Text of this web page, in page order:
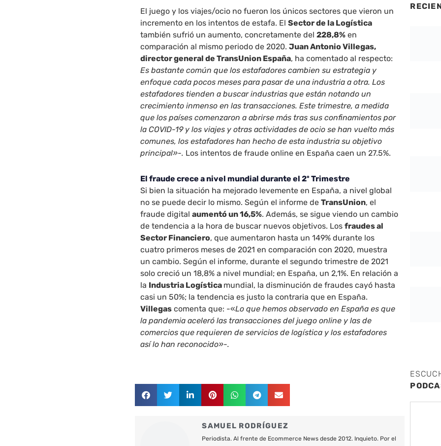
El juego y los viajes/ocio no fueron los únicos sectores que vieron un
incremento en los intentos de estafa. ElSector de la Logística
también sufrió un aumento, concretamente del228,8% en
comparación al mismo periodo de 2020.Juan Antonio Villegas,
director general de TransUnion España, ha comentado al respecto:
Es bastante común que los estafadores cambien su estrategia y
enfoque cada pocos meses para pasar de una industria a otra.Los
estafadores tienden a buscar industrias que están notando un
crecimiento inmenso en las transacciones. Este trimestre, a medida
que los países comenzaron a abrirse más tras sus confinamientos por
la COVID-19 y los viajes y otras actividades de ocio se han vuelto más
comunes, los estafadores han hecho de esta industria su objetivo
principal»-. Los intentos de fraude online en España caen un 27.5%.
El fraude crece a nivel mundial durante el 2º Trimestre
Si bien la situación ha mejorado levemente en España, a nivel global
no se puede decir lo mismo. Según el informe deTransUnion, el
fraude digitalaumentó un 16,5%. Además, se sigue viendo un cambio
de tendencia a la hora de buscar nuevos objetivos. Losfraudes al
Sector Financiero, que aumentaron hasta un 149% durante los
cuatro primeros meses de 2021 en comparación con 2020, muestra
un cambio. Según el informe, durante el segundo trimestre de 2021
solo creció un 18,8% a nivel mundial; en España, un 2,1%. En relación a
la Industria Logística mundial, la disminución de fraudes cayó hasta
casi un 50%; la tendencia es justo la contraria que en España.
Villegas comenta que: -«Lo que hemos observado en España es que
la pandemia aceleró las transacciones del juego online y las de
comercios que requieren de servicios de logística y los estafadores
así lo han reconocido»-.
SAMUEL RODRÍGUEZ
Periodista. Al frente de Ecommerce News desde 2012. Inquieto. Por el